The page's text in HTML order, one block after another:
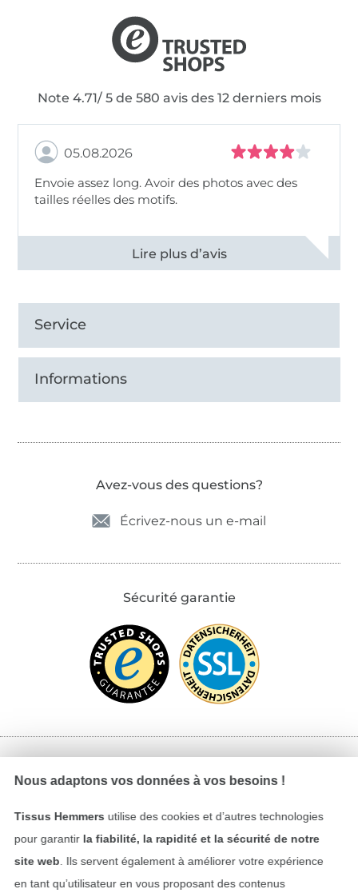
Note 4.71/ 5 de 580 avis des 12 derniers mois
05.08.2026
Envoie assez long. Avoir des photos avec des
tailles réelles des motifs.
Voir tous les 11494 commentaires
Service
Informations
Avez-vous des questions?
Écrivez-nous un e-mail
Sécurité garantie
Payer avec
Nous adaptons vos données à vos besoins !
Tissus Hemmers utilise des cookies et d’autres technologies
pour garantir la fiabilité, la rapidité et la sécurité de notre
site web . Ils servent également à améliorer votre expérience
en tant qu’utilisateur en vous proposant des contenus